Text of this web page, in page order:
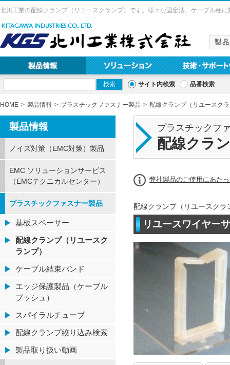
北川工業の配線クランプ（リユースクランプ）です。様々な固定法、ケーブル種
サイト内検索 品番検索
HOME 製品情報 プラスチックファスナー製品 配線クランプ（リユースク
プラスチックフ
配線クラ
弊社製品のご使用にあた
配線クランプ（リユースクラ
リユースワイヤー
製品情報
ノイズ対策（EMC対策）製品
EMC ソリューションサービス
（EMCテクニカルセンター）
プラスチックファスナー製品
基板スペーサー
配線クランプ（リユースク
ランプ）
ケーブル結束バンド
エッジ保護製品（ケーブル
ブッシュ）
スパイラルチューブ
配線クランプ絞り込み検索
製品取り扱い動画